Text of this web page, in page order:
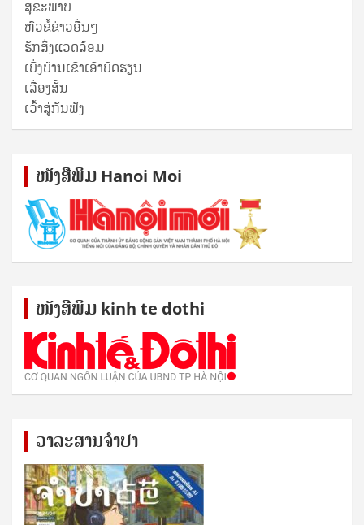
ສຸ​ຂະ​ພາບ
ຫົວຂໍ້ຂ່າວອື່ນໆ
ຮັກສິ່ງແວດລ້ອມ
ເບິ່ງບ້ານເຂົາເອົາບົດຮຽນ
ເລື່ອງສັ້ນ
ເວົ້າສູ່ກັນຟັງ
ໜັງ​ສື​ພິມ Hanoi Moi
ໜັງ​ສື​ພິມ kinh te dothi
ວາລະສານຈຳປາ